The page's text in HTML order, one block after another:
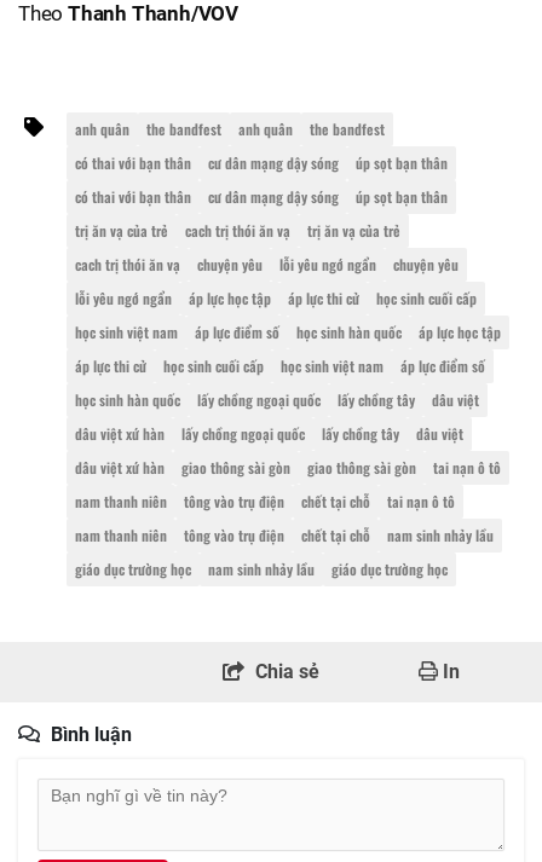
Theo Thanh Thanh/VOV
anh quân the bandfest anh quân
the bandfest
có thai với bạn thân
cư dân mạng dậy sóng
úp sọt bạn thân
có thai với bạn thân
cư dân mạng dậy sóng
úp sọt bạn thân
trị ăn vạ của trẻ
cach trị thói ăn vạ
trị ăn vạ của trẻ
cach trị thói ăn vạ
chuyện yêu lỗi yêu ngớ ngẩn
chuyện yêu
lỗi yêu ngớ ngẩn
áp lực học tập áp lực thi cử
học sinh cuối cấp
học sinh việt nam
áp lực điểm số học sinh hàn quốc
áp lực học tập
áp lực thi cử
học sinh cuối cấp học sinh việt nam
áp lực điểm số
học sinh hàn quốc
lấy chồng ngoại quốc lấy chồng tây
dâu việt
dâu việt xứ hàn
lấy chồng ngoại quốc lấy chồng tây
dâu việt
dâu việt xứ hàn
giao thông sài gòn giao thông sài gòn
tai nạn ô tô
nam thanh niên
tông vào trụ điện chết tại chỗ
tai nạn ô tô
nam thanh niên
tông vào trụ điện chết tại chỗ
nam sinh nhảy lầu
giáo dục trường học
nam sinh nhảy lầu giáo dục trường học
Chia sẻ In
Bình luận